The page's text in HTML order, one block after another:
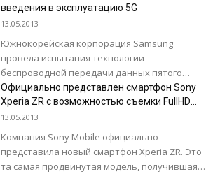
введения в эксплуатацию 5G
13.05.2013
Южнокорейская корпорация Samsung
провела испытания технологии
беспроводной передачи данных пятого
поколения, сообщает Agence France-Presse.
По данным компании, благодаря 5G ей
удалось передать данные на скорости...
Официально представлен смартфон Sony
Xperia ZR с возможностью съемки FullHD
под водой
13.05.2013
Компания Sony Mobile официально
представила новый смартфон Xperia ZR. Это
та самая продвинутая модель, получившая